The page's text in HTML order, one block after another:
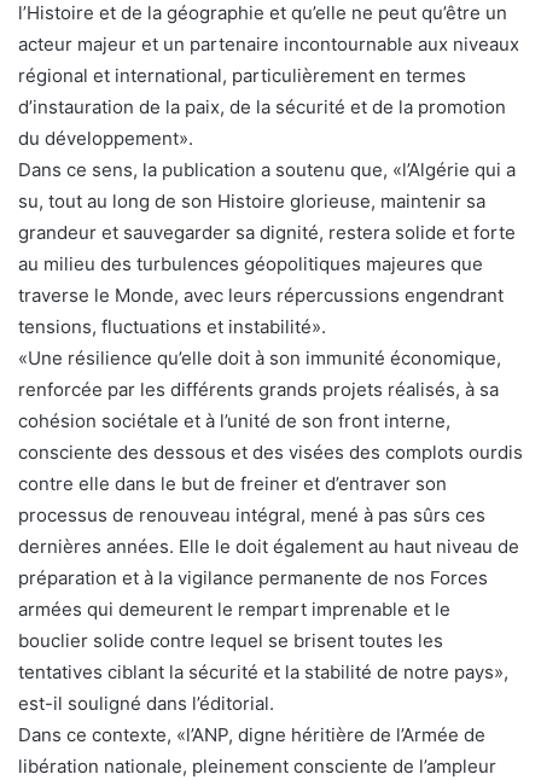
l’Histoire et de la géographie et qu’elle ne peut qu’être un
acteur majeur et un partenaire incontournable aux niveaux
régional et international, particulièrement en termes
d’instauration de la paix, de la sécurité et de la promotion
du développement».
Dans ce sens, la publication a soutenu que, «l’Algérie qui a
su, tout au long de son Histoire glorieuse, maintenir sa
grandeur et sauvegarder sa dignité, restera solide et forte
au milieu des turbulences géopolitiques majeures que
traverse le Monde, avec leurs répercussions engendrant
tensions, fluctuations et instabilité».
«Une résilience qu’elle doit à son immunité économique,
renforcée par les différents grands projets réalisés, à sa
cohésion sociétale et à l’unité de son front interne,
consciente des dessous et des visées des complots ourdis
contre elle dans le but de freiner et d’entraver son
processus de renouveau intégral, mené à pas sûrs ces
dernières années. Elle le doit également au haut niveau de
préparation et à la vigilance permanente de nos Forces
armées qui demeurent le rempart imprenable et le
bouclier solide contre lequel se brisent toutes les
tentatives ciblant la sécurité et la stabilité de notre pays»,
est-il souligné dans l’éditorial.
Dans ce contexte, «l’ANP, digne héritière de l’Armée de
libération nationale, pleinement consciente de l’ampleur